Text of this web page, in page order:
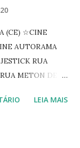
(CE) ☆CINE
AUTORAMA
RUA
METON DE
PEIXOTO 1206
LEIA MAIS